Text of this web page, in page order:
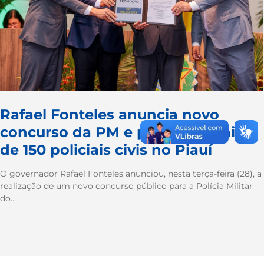
Rafael Fonteles anuncia novo
concurso da PM e promove mais
de 150 policiais civis no Piauí
O governador Rafael Fonteles anunciou, nesta terça-feira (28), a
realização de um novo concurso público para a Polícia Militar
do...